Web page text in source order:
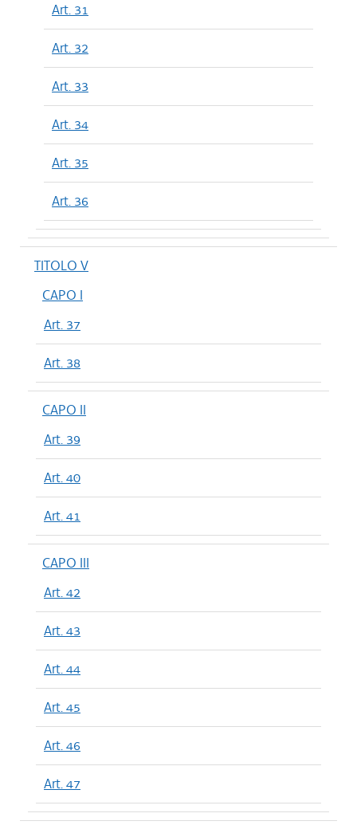
Art. 31
Art. 32
Art. 33
Art. 34
Art. 35
Art. 36
TITOLO V
CAPO I
Art. 37
Art. 38
CAPO II
Art. 39
Art. 40
Art. 41
CAPO III
Art. 42
Art. 43
Art. 44
Art. 45
Art. 46
Art. 47